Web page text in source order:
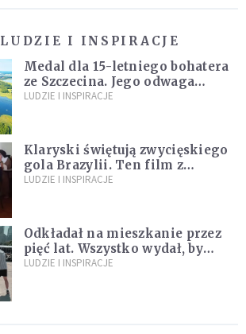
LUDZIE I INSPIRACJE
Medal dla 15-letniego bohatera
ze Szczecina. Jego odwaga
ocaliła ludzkie życie
LUDZIE I INSPIRACJE
Klaryski świętują zwycięskiego
gola Brazylii. Ten film z
zakonnicami obejrzały już
LUDZIE I INSPIRACJE
Odkładał na mieszkanie przez
pięć lat. Wszystko wydał, by
spełnić marzenie 80-letniego
LUDZIE I INSPIRACJE